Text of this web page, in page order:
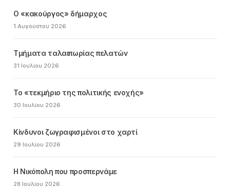
Ο «κακούργος» δήμαρχος
1 Αυγούστου 2026
Τμήματα ταλαιπωρίας πελατών
31 Ιουλίου 2026
Το «τεκμήριο της πολιτικής ενοχής»
30 Ιουλίου 2026
Κίνδυνοι ζωγραφισμένοι στο χαρτί
29 Ιουλίου 2026
Η Νικόπολη που προσπερνάμε
28 Ιουλίου 2026